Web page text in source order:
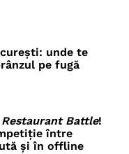
unde te
pe fugă
Restaurant Battle!
între
și în offline